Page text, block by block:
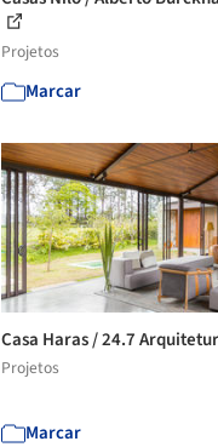
Projetos
Marcar
Casa Haras / 24.7
Projetos
Marcar